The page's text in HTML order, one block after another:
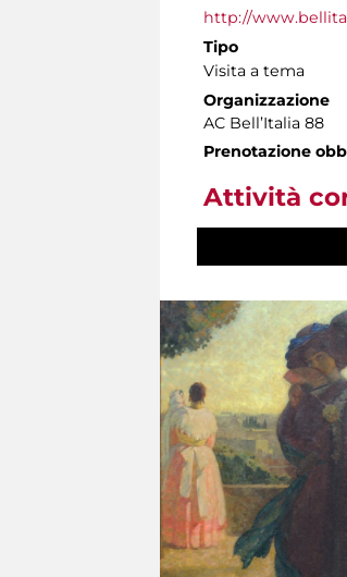
http://
Tipo
Visita a tema
Organizzazione
AC Bell’Italia 88
Prenotazione
Attività